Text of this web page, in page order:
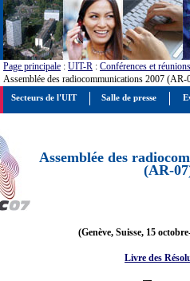
Page principale : UIT-R : Conférences et réunions
Assemblée des radiocommunications 2007 (AR-
Assemblée des
(AR-
(Genève, Suisse, 15
Livre des
Secteurs de l'UIT Salle de presse